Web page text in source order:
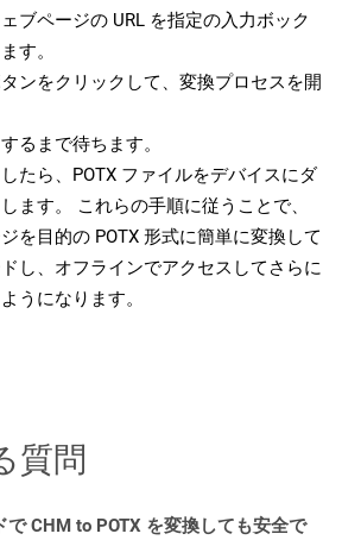
ブページの URL を指定の入力ボック
す。
タンをクリックして、変換プロセスを開
るまで待ちます。
たら、POTX ファイルをデバイスにダ
ます。 これらの手順に従うことで、
を目的の POTX 形式に簡単に変換して
し、オフラインでアクセスしてさらに
うになります。
質問
で CHM to POTX を変換しても安全で